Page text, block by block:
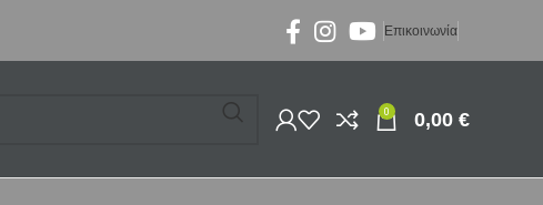
Επικοινωνία
0 0,00 €